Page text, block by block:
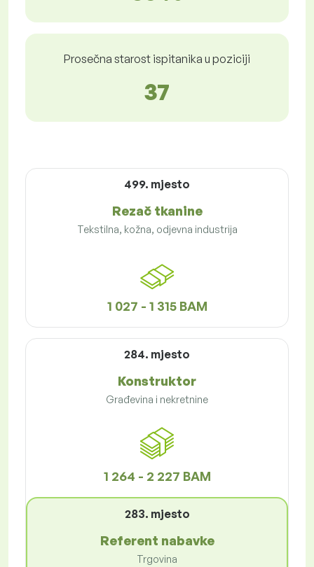
Prosečna starost ispitanika u poziciji
37
499. mjesto
Rezač tkanine
Tekstilna, kožna, odjevna industrija
1 027 - 1 315 BAM
284. mjesto
Konstruktor
Građevina i nekretnine
1 264 - 2 227 BAM
283. mjesto
Referent nabavke
Trgovina